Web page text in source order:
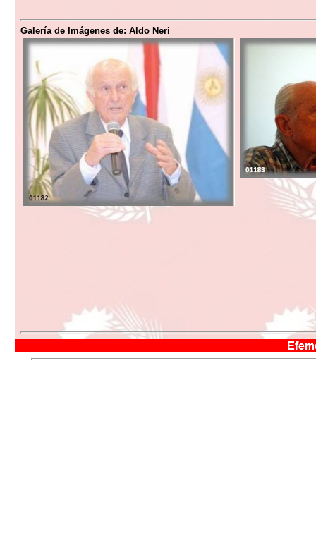
Galería de Imágenes de: Aldo Neri